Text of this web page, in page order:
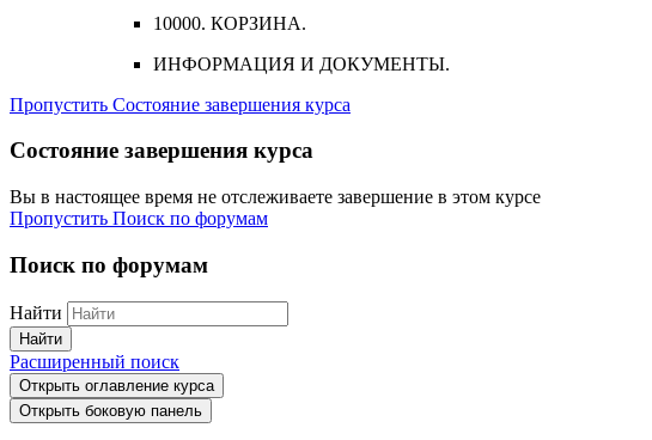
10000. КОРЗИНА.
ИНФОРМАЦИЯ И ДОКУМЕНТЫ.
Пропустить Состояние завершения курса
Состояние завершения курса
Вы в настоящее время не отслеживаете завершение в этом курсе
Пропустить Поиск по форумам
Поиск по форумам
Найти
Найти
Расширенный поиск
Открыть оглавление курса
Открыть боковую панель